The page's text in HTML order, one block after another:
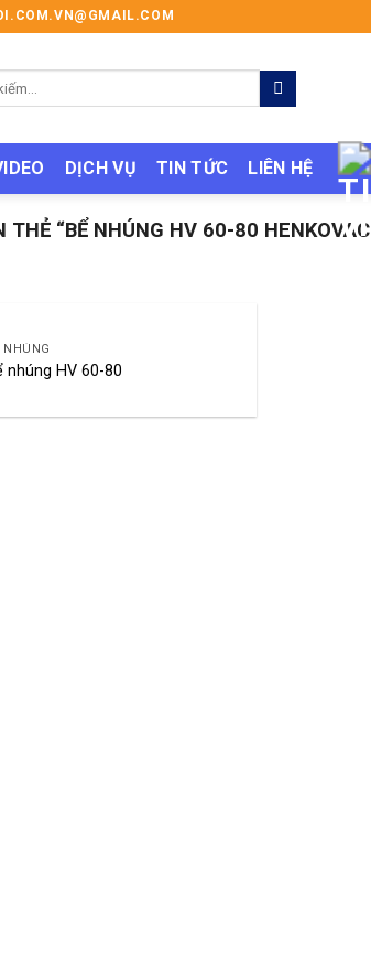
DỊCH VỤ TIN TỨC LIÊN HỆ
THẺ “BỂ NHÚNG HV 60-80 HENKOVAC
NHÚNG
nhúng HV 60-80